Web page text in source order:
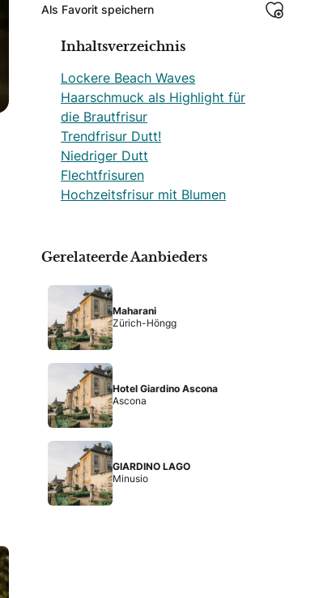
Als Favorit speichern
Inhaltsverzeichnis
Lockere Beach Waves
Haarschmuck als Highlight für
die Brautfrisur
Trendfrisur Dutt!
Niedriger Dutt
Flechtfrisuren
Hochzeitsfrisur mit Blumen
Gerelateerde Aanbieders
Maharani
Zürich-Höngg
Hotel Giardino Ascona
Ascona
GIARDINO LAGO
Minusio